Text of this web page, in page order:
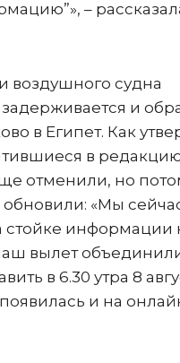
–
воздушного судна
и
в Египет. Как
в
отменили, но
«Мы
стойке информации
вылет
в 6.30 утра 8
и на